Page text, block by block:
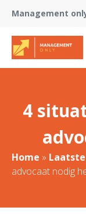
Management
4
Home »
advocaat nodig